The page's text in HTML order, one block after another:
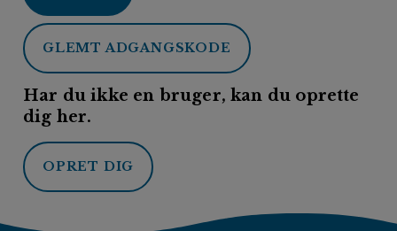
GLEMT ADGANGSKODE
Har du ikke en bruger, kan du oprette
dig her.
OPRET DIG